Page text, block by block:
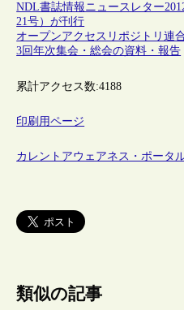
NDL書誌情報ニュースレター
21号）が刊行
オープンアクセスリポジトリ連
3回年次集会・総会の資料・報告
累計アクセス数:4188
印刷用ページ
カレントアウェアネス・ポータ
類似の記事